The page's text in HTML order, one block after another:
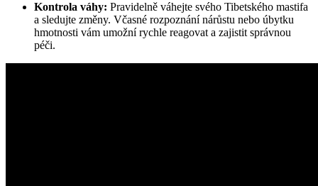
Kontrola váhy: Pravidelně váhejte svého Tibetského mastifa
a sledujte změny. Včasné rozpoznání nárůstu nebo úbytku
hmotnosti vám umožní rychle reagovat a zajistit správnou
péči.